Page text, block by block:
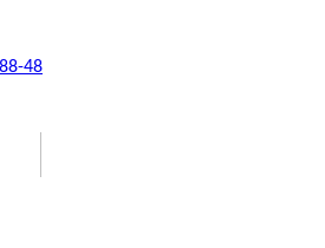
48